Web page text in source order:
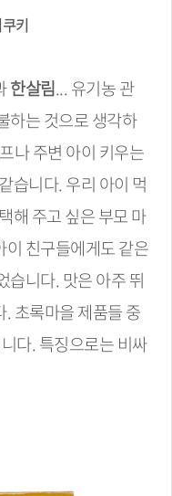
키
한살림... 유기농 관
하는 것으로 생각하
나 주변 아이 키우는
습니다. 우리 아이 먹
해 주고 싶은 부모 마
친구들에게도 같은
습니다. 맛은 아주 뛰
초록마을 제품들 중
다. 특징으로는 비싸